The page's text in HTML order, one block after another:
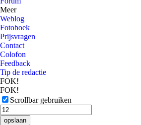
Meer
Weblog
Fotoboek
Prijsvragen
Contact
Colofon
Feedback
Tip de redactie
FOK!
FOK!
Scrollbar gebruiken
opslaan